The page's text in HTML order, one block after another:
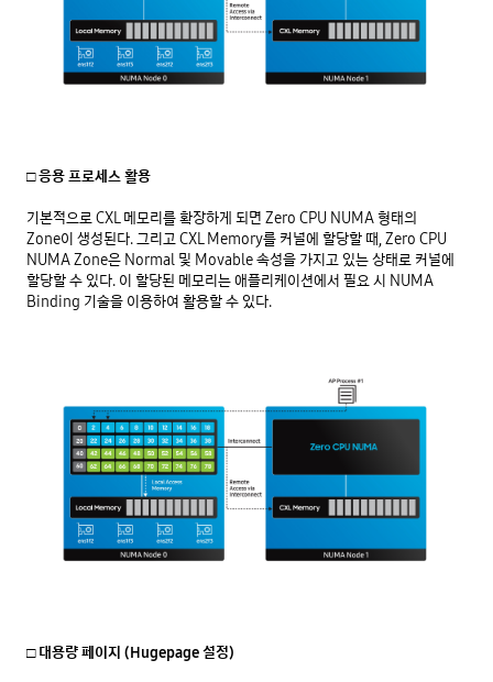
□ 응용 프로세스 활용
기본적으로 CXL 메모리를 확장하게 되면 Zero CPU NUMA 형태의
Zone이 생성된다. 그리고 CXL Memory를 커널에 할당할 때, Zero CPU
NUMA Zone은 Normal 및 Movable 속성을 가지고 있는 상태로 커널에
할당할 수 있다. 이 할당된 메모리는 애플리케이션에서 필요 시 NUMA
Binding 기술을 이용하여 활용할 수 있다.
□ 대용량 페이지 (Hugepage 설정)